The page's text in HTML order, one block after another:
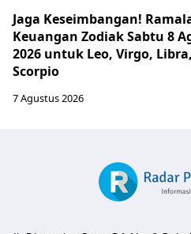
Jaga Keseimbangan!
Keuangan Zodiak Sabtu 8
2026 untuk Leo, Virgo,
Scorpio
7 Agustus 2026